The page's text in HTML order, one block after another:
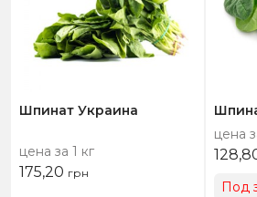
Шпинат Украина
цена за 1 кг
175,20 грн
цена
Под